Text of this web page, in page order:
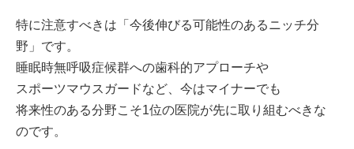
特に注意すべきは「今後伸びる可能性のあるニッチ分
野」です。
睡眠時無呼吸症候群への歯科的アプローチや
スポーツマウスガードなど、今はマイナーでも
将来性のある分野こそ1位の医院が先に取り組むべきな
のです。